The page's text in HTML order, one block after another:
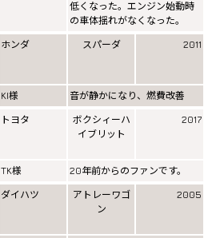
低くなった。エンジン始動時
の車体揺れがなくなった。
ホンダ スパーダ 2011
KI様
音が静かになり、燃費改善
トヨタ
ボクシィーハ
イブリット
2017
TK様
20年前からのファンです。
ダイハツ
アトレーワゴ
ン
2005